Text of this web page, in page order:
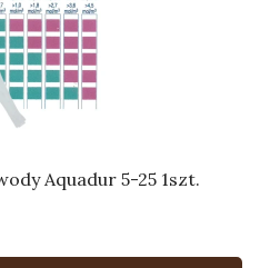
Aquadur 5-25 1szt.